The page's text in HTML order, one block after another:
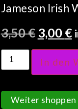
Jameson Irish
3,50€ 3,00 €
In den
Weiter shoppen